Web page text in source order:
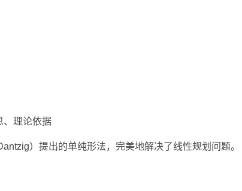
、理论依据
）提出的单纯形法，完美地解决了线性规划问题。